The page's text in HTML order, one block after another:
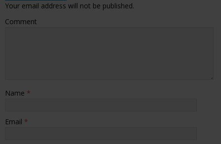
Your email address will not be published.
Comment
Name *
Email *